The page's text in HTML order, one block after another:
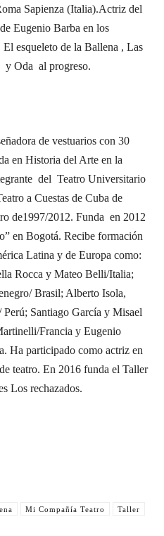
Sapienza (Italia).Actriz del
Eugenio Barba en los
esqueleto de la Ballena , Las
y Oda al progreso.
de vestuarios con 30
en Historia del Arte en la
del Teatro Universitario
a Cuestas de Cuba de
de1997/2012. Funda en 2012
en Bogotá. Recibe formación
Latina y de Europa como:
Rocca y Mateo Belli/Italia;
Brasil; Alberto Isola,
Santiago García y Misael
Francia y Eugenio
Ha participado como actriz en
teatro. En 2016 funda el Taller
Los rechazados.
Mi Compañía Teatro
Taller